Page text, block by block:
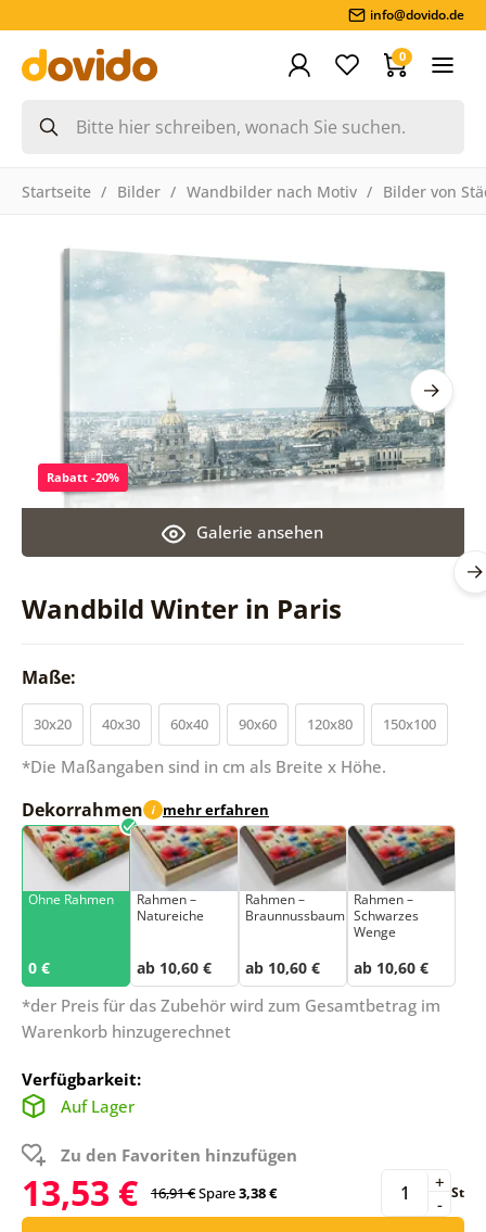
info@dovido.de
0
Startseite Bilder Wandbilder nach Motiv Bilder von
Wandbild Winter in Paris
Galerie ansehen
Rabatt -20%
Maße:
30x20 40x30 60x40 90x60 120x80 150x100
*Die Maßangaben sind in cm als Breite x Höhe.
Dekorrahmen i mehr erfahren
Ohne Rahmen
0 €
Rahmen –
Natureiche
ab 10,60 €
Rahmen –
Braunnussbaum
ab 10,60 €
Rahmen –
Schwarzes
Wenge
ab 10,60 €
*der Preis für das Zubehör wird zum Gesamtbetrag im
Warenkorb hinzugerechnet
Verfügbarkeit:
Auf Lager
Zu den Favoriten hinzufügen
13,53 € 16,91 €Spare3,38 € -
+ St